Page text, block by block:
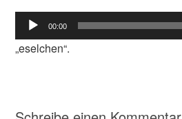
Audio-
Player
00:00
„eselchen“.